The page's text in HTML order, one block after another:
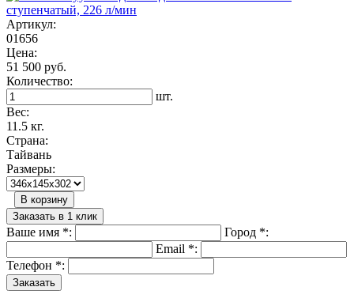
Артикул:
01656
Цена:
51 500 руб.
Количество:
шт.
Вес:
11.5 кг.
Страна:
Тайвань
Размеры:
В корзину
Заказать в 1 клик
Ваше имя *: Город *:
Email *:
Телефон *: